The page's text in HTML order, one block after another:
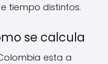
tiempo distintos.
se calcula
esta a